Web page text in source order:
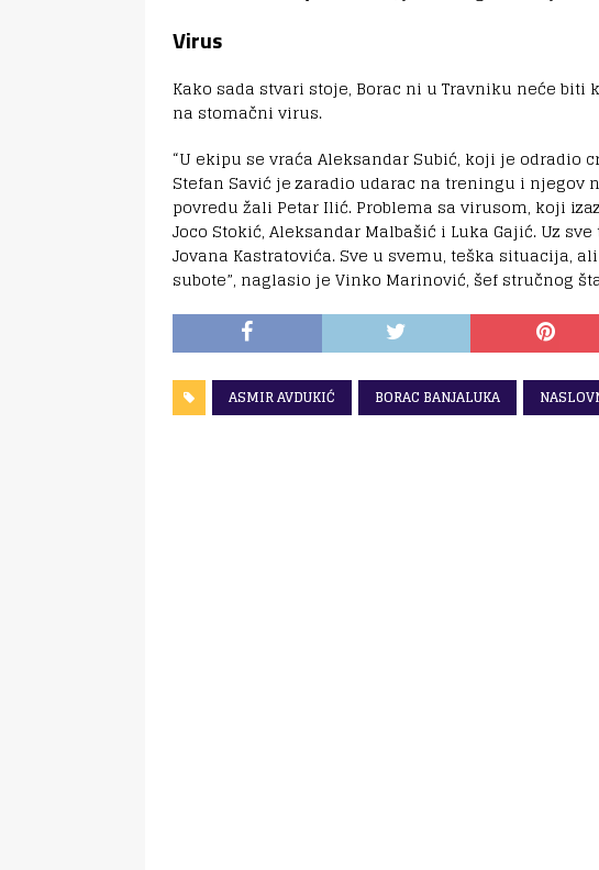
Virus
Kako sada stvari stoje, Borac ni u Travniku neće
na stomačni virus.
“U ekipu se vraća Aleksandar Subić, koji je odradio
Stefan Savić je zaradio udarac na treningu i njegov
povredu žali Petar Ilić. Problema sa virusom, koji
Joco Stokić, Aleksandar Malbašić i Luka Gajić. Uz
Jovana Kastratovića. Sve u svemu, teška situacija,
subote”, naglasio je Vinko Marinović, šef stručnog
ASMIR AVDUKIĆ BORAC BANJALUKA